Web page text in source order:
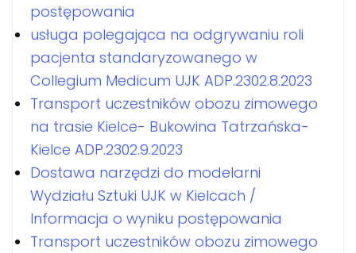
postępowania
usługa polegająca na odgrywaniu roli
pacjenta standaryzowanego w
Collegium Medicum UJK ADP.2302.8.2023
Transport uczestników obozu zimowego
na trasie Kielce- Bukowina Tatrzańska-
Kielce ADP.2302.9.2023
Dostawa narzędzi do modelarni
Wydziału Sztuki UJK w Kielcach /
Informacja o wyniku postępowania
Transport uczestników obozu zimowego